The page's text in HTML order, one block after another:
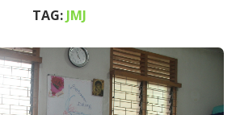
TAG:JMJ